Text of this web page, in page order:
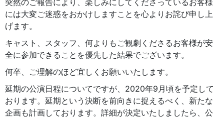
突然のご報告により、楽しみにしてくださっているお客様
には大変ご迷惑をおかけしますことを心よりお詫び申し上
げます。
キャスト、スタッフ、何よりもご観劇くださるお客様が安
全に参加できることを優先した結果でございます。
何卒、ご理解のほど宜しくお願いいたします。
延期の公演日程についてですが、2020年9月頃を予定して
おります。延期という決断を前向きに捉えるべく、新たな
企画も計画しております。詳細が決定いたしましたら、公